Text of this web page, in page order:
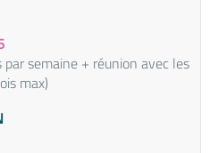
semaine + réunion avec les
max)